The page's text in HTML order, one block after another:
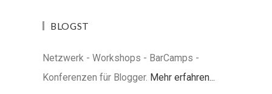
BLOGST
Netzwerk - Workshops - BarCamps -
Konferenzen für Blogger. Mehr erfahren...